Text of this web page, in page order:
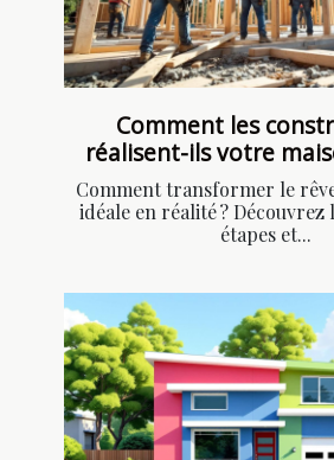
Comment les
réalisent-ils votre
Comment transformer le
idéale en réalité ?
étapes et...